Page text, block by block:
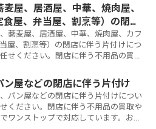
屋、居酒屋、中華、焼肉屋、
屋、弁当屋、割烹等）の閉店
蕎麦屋、居酒屋、中華、焼肉屋、カフ
屋、割烹等）の閉店に伴う片付けにつ
せください。閉店に伴う不用品の買取
屋などの閉店に伴う片付け
パン屋などの閉店に伴う片付けについ
ください。閉店に伴う不用品の買取や
ワンストップで対応しています。お気